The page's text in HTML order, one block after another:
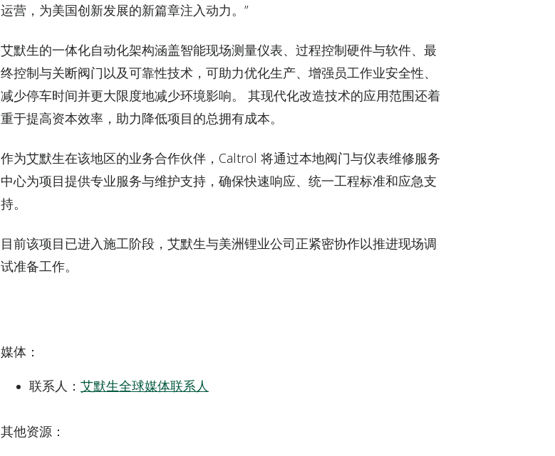
运营，为美国创新发展的新篇章注入动力。”
艾默生的一体化自动化架构涵盖智能现场测量仪表、过程控制硬件与软件、最
终控制与关断阀门以及可靠性技术，可助力优化生产、增强员工作业安全性、
减少停车时间并更大限度地减少环境影响。 其现代化改造技术的应用范围还着
重于提高资本效率，助力降低项目的总拥有成本。
作为艾默生在该地区的业务合作伙伴，Caltrol 将通过本地阀门与仪表维修服务
中心为项目提供专业服务与维护支持，确保快速响应、统一工程标准和应急支
持。
目前该项目已进入施工阶段，艾默生与美洲锂业公司正紧密协作以推进现场调
试准备工作。
媒体 ：
联系人： 艾默生全球媒体联系人
其他资源：